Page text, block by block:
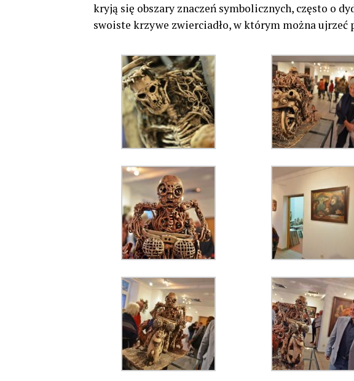
kryją się obszary znaczeń symbolicznych, często o
swoiste krzywe zwierciadło, w którym można ujrzeć